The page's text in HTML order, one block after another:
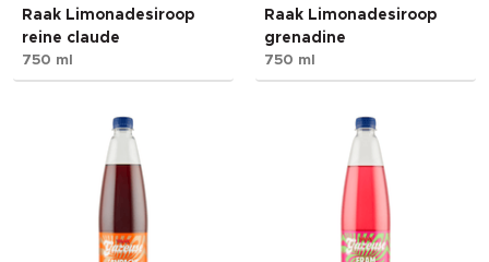
Raak Limonadesiroop
reine claude
750 ml
Raak Limonadesiroop
grenadine
750 ml